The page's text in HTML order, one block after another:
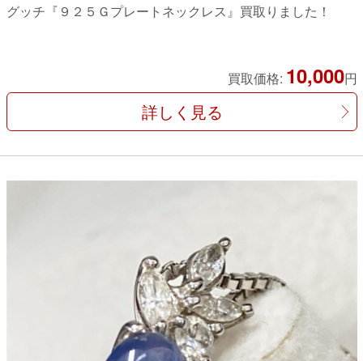
グッチ『９２５Ｇプレートネックレス』買取りました！
買取価格: 10,000円
詳しく見る